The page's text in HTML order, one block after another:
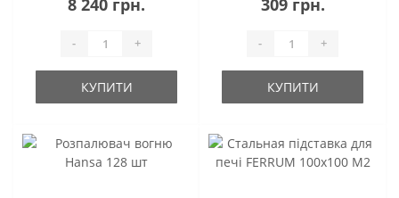
- +
КУПИТИ
- +
КУПИТИ